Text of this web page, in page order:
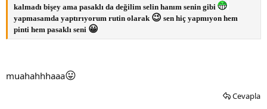
kalmadı bişey ama pasaklı da değilim selin hanım senin gibi
yapmasamda yaptırıyorum rutin olarak 😉 sen hiç yapmıyon hem
pinti hem pasaklı seni 😀
muahahhhaaa😛
Cevapla